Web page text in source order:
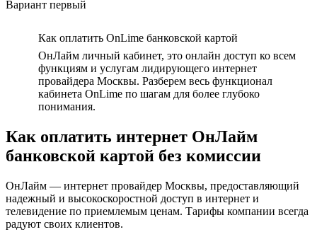
Как оплатить OnLime банковской картой
ОнЛайм личный кабинет, это онлайн доступ ко всем
функциям и услугам лидирующего интернет
провайдера Москвы. Разберем весь функционал
кабинета OnLime по шагам для более глубоко
понимания.
Как оплатить интернет ОнЛайм
банковской картой без комиссии
ОнЛайм — интернет провайдер Москвы, предоставляющий
надежный и высокоскоростной доступ в интернет и
телевидение по приемлемым ценам. Тарифы компании всегда
радуют своих клиентов.